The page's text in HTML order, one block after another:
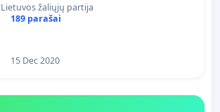
Lietuvos žaliųjų partija
189 parašai
15 Dec 2020